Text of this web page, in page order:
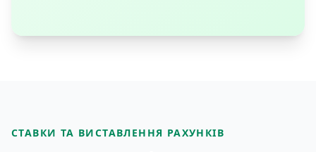
СТАВКИ ТА ВИСТАВЛЕННЯ РАХУНКІВ